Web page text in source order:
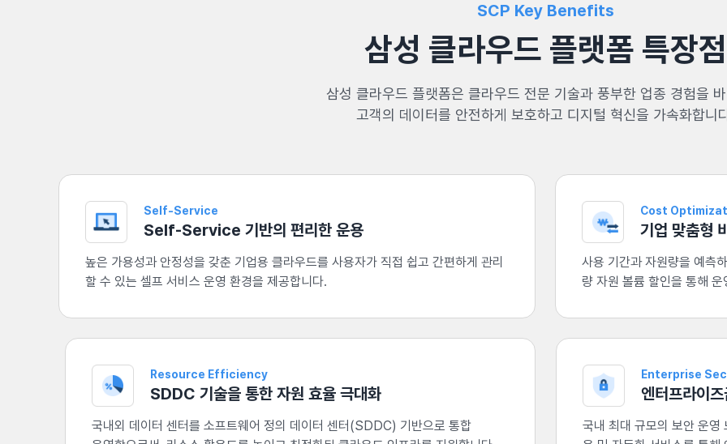
SCP Key Benefits
삼성 클라우드 플랫폼 특장점
삼성 클라우드 플랫폼은 클라우드 전문 기술과 풍부한 업종 경험을
고객의 데이터를 안전하게 보호하고 디지털 혁신을 가속화합니
Self-Service
Self-Service 기반의 편리한 운용
높은 가용성과 안정성을 갖춘 기업용 클라우드를 사용자가 직접 쉽고 간편하게 관리
할 수 있는 셀프 서비스 운영 환경을 제공합니다.
Cost
기업 맞춤형
사용 기간과 자원량을 예측
량 자원 볼륨 할인을 통해
Resource Efficiency
SDDC 기술을 통한 자원 효율 극대화
국내외 데이터 센터를 소프트웨어 정의 데이터 센터(SDDC) 기반으로 통합
Enterprise
엔터프라이
국내 최대 규모의 보안 운